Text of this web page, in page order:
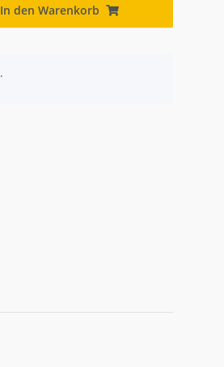
In den Warenkorb